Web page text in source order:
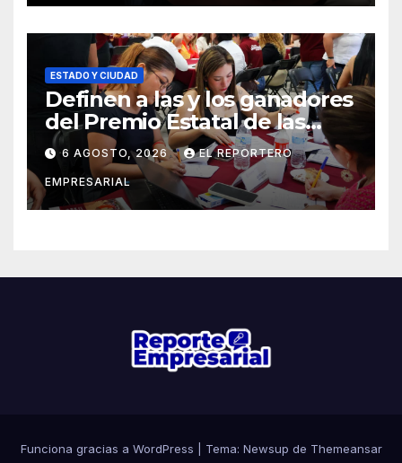
ESTADO Y CIUDAD
Definen a las y los ganadores
del Premio Estatal de las
Juventudes 2026
6 AGOSTO, 2026 EL REPORTERO
EMPRESARIAL
Funciona gracias a WordPress Tema: Newsup de Themeansar